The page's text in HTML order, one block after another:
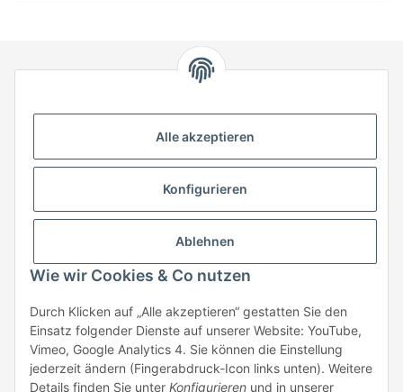
74538 Rosengarten-Uttenhofen
Telefon: +49 (0) 7907 943 690
Fax: +49 (0) 7907 942 0222
Mail:info@hstronic-gmbh.de
Beratung:+49 (0) 7907 943690
Anfragen oder Muster anfordern:
info@hstronic-gmbh.de
Alle akzeptieren
Konfigurieren
Ablehnen
Wie wir Cookies & Co nutzen
Durch Klicken auf „Alle akzeptieren“ gestatten Sie den
Einsatz folgender Dienste auf unserer Website: YouTube,
Vimeo, Google Analytics 4. Sie können die Einstellung
jederzeit ändern (Fingerabdruck-Icon links unten). Weitere
Details finden Sie unter Konfigurieren und in unserer